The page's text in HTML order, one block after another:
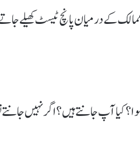
کے درمیان پانچ ٹیسٹ کھیلے
؟ کیا آپ جانتے ہیں ؟ اگر نہیں جانتے